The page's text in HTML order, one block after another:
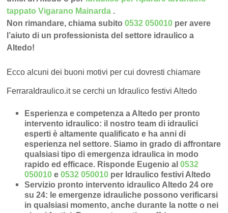
tappato Vigarano Mainarda .
Non rimandare, chiama subito0532 050010 per avere
l’aiuto di un professionista del settore idraulico a
Altedo!
Ecco alcuni dei buoni motivi per cui dovresti chiamare
FerraraIdraulico.it se cerchi un Idraulico festivi Altedo
Esperienza e competenza a Altedo per pronto
intervento idraulico: il nostro team di idraulici
esperti è altamente qualificato e ha anni di
esperienza nel settore. Siamo in grado di affrontare
qualsiasi tipo di emergenza idraulica in modo
rapido ed efficace. Risponde Eugenio al0532
050010 e0532 050010 per Idraulico festivi Altedo
Servizio pronto intervento idraulico Altedo 24 ore
su 24: le emergenze idrauliche possono verificarsi
in qualsiasi momento, anche durante la notte o nei